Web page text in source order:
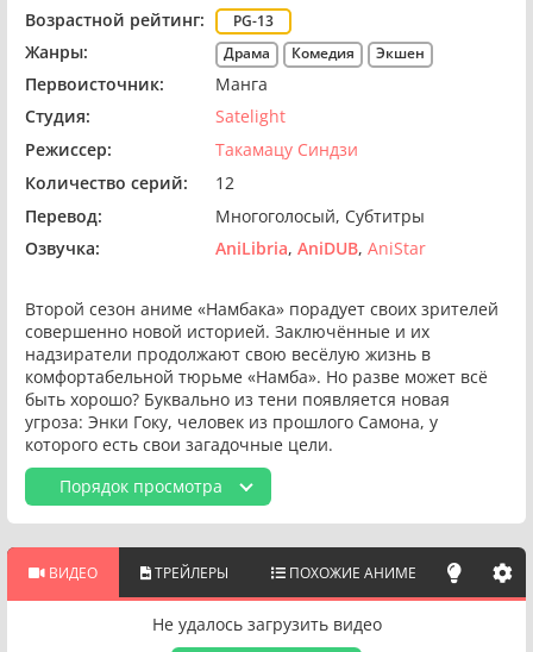
Возрастной рейтинг:
PG-13
Жанры: Драма Комедия Экшен
Первоисточник:
Манга
Студия:
Satelight
Режиссер:
Такамацу Синдзи
Количество серий:
12
Перевод:
Многоголосый Субтитры
Озвучка:
AniLibria AniDUB AniStar
Второй сезон аниме «Намбака» порадует своих зрителей
совершенно новой историей. Заключённые и их
надзиратели продолжают свою весёлую жизнь в
комфортабельной тюрьме «Намба». Но разве может всё
быть хорошо? Буквально из тени появляется новая
угроза: Энки Гоку, человек из прошлого Самона, у
которого есть свои загадочные цели.
Порядок просмотра
ВИДЕО ТРЕЙЛЕРЫ ПОХОЖИЕ АНИМЕ
Не удалось загрузить видео